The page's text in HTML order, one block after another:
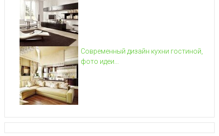
Современный дизайн кухни гостиной,
фото идеи...